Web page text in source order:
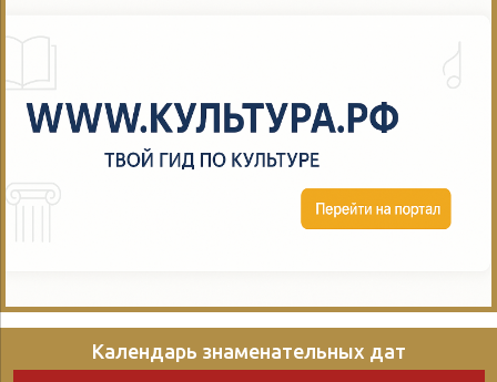
Календарь знаменательных дат